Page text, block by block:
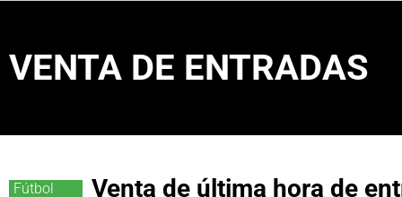
VENTA DE ENTRADAS
Fútbol
Venta de última hora de